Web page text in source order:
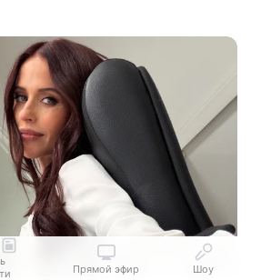
Прямой эфир Шоу